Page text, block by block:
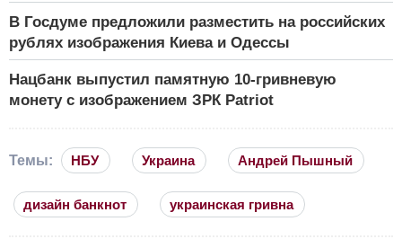
В Госдуме предложили разместить на российских
рублях изображения Киева и Одессы
Нацбанк выпустил памятную 10-гривневую
монету с изображением ЗРК Patriot
Темы: НБУ Украина Андрей Пышный
дизайн банкнот украинская гривна